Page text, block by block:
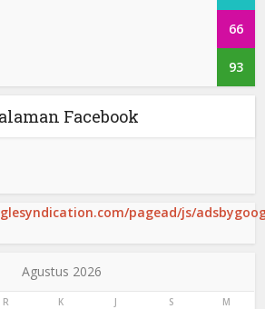
66
93
Facebook
pagead/js/
Agustus 2026
R K J S M